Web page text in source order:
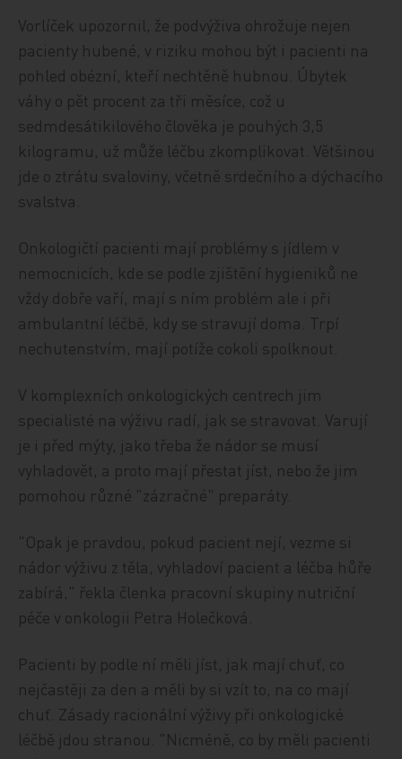
Vorlíček upozornil, že podvýživa ohrožuje nejen
pacienty hubené, v riziku mohou být i pacienti na
pohled obézní, kteří nechtěně hubnou. Úbytek
váhy o pět procent za tři měsíce, což u
sedmdesátikilového člověka je pouhých 3,5
kilogramu, už může léčbu zkomplikovat. Většinou
jde o ztrátu svaloviny, včetně srdečního a dýchacího
svalstva.
Onkologičtí pacienti mají problémy s jídlem v
nemocnicích, kde se podle zjištění hygieniků ne
vždy dobře vaří, mají s ním problém ale i při
ambulantní léčbě, kdy se stravují doma. Trpí
nechutenstvím, mají potíže cokoli spolknout.
V komplexních onkologických centrech jim
specialisté na výživu radí, jak se stravovat. Varují
je i před mýty, jako třeba že nádor se musí
vyhladovět, a proto mají přestat jíst, nebo že jim
pomohou různé "zázračné" preparáty.
"Opak je pravdou, pokud pacient nejí, vezme si
nádor výživu z těla, vyhladoví pacient a léčba hůře
zabírá," řekla členka pracovní skupiny nutriční
péče v onkologii Petra Holečková.
Pacienti by podle ní měli jíst, jak mají chuť, co
nejčastěji za den a měli by si vzít to, na co mají
chuť. Zásady racionální výživy při onkologické
léčbě jdou stranou. "Nicméně, co by měli pacienti